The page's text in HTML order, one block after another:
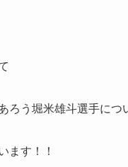
ろう堀米雄斗選手につ
ます！！